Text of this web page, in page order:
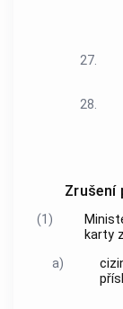
27.
28.
Zrušení
(1)
karty
a)